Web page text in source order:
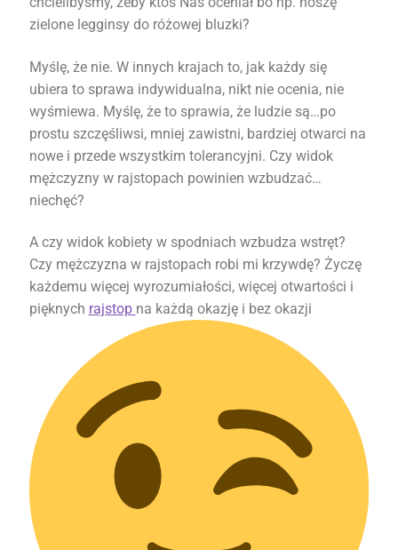
zielone legginsy do różowej bluzki?
Myślę, że nie. W innych krajach to, jak każdy się
ubiera to sprawa indywidualna, nikt nie ocenia, nie
wyśmiewa. Myślę, że to sprawia, że ludzie są…po
prostu szczęśliwsi, mniej zawistni, bardziej otwarci na
nowe i przede wszystkim tolerancyjni. Czy widok
mężczyzny w rajstopach powinien wzbudzać…
niechęć?
A czy widok kobiety w spodniach wzbudza wstręt?
Czy mężczyzna w rajstopach robi mi krzywdę? Życzę
każdemu więcej wyrozumiałości, więcej otwartości i
pięknych rajstop na każdą okazję i bez okazji